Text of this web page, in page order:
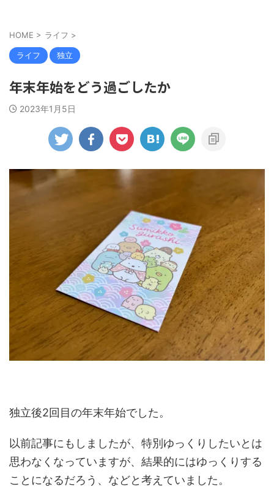
HOME > ライフ >
ライフ 独立
年末年始をどう過ごしたか
2023年1月5日
独立後2回目の年末年始でした。
以前記事にもしましたが、特別ゆっくりしたいとは
思わなくなっていますが、結果的にはゆっくりする
ことになるだろう、などと考えていました。